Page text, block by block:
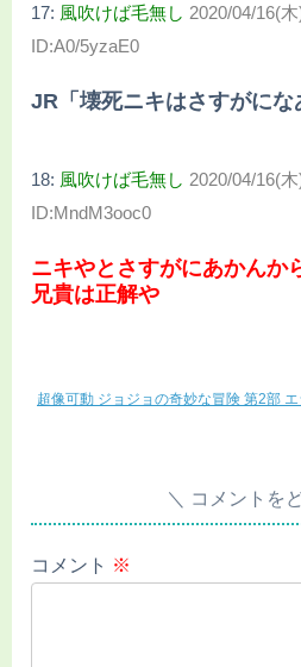
17: 風吹けば毛無し 2020/04/16(
ID:A0/5yzaE0
JR「壊死ニキはさすがにな
18: 風吹けば毛無し 2020/04/16(
ID:MndM3ooc0
ニキやとさすがにあかんか
兄貴は正解や
超像可動 ジョジョの奇妙な冒険 第2部
コメントを
コメント ※